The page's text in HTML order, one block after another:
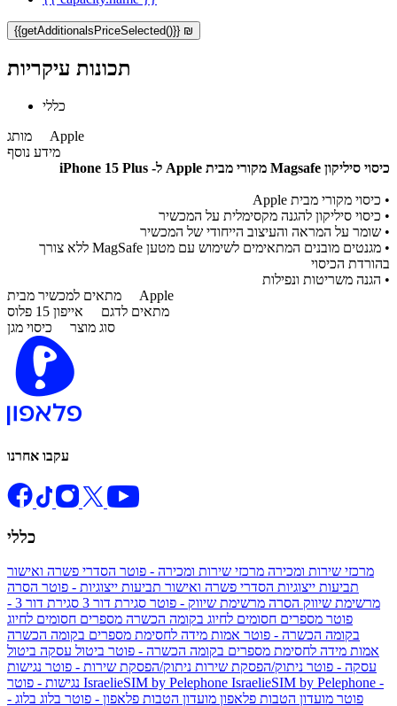
{{getAdditionalsPriceSelected()}} ₪
תכונות עיקריות
כללי
מותג Apple
מידע נוסף
כיסוי סיליקון Magsafe מקורי מבית Apple ל- iPhone 15 Plus
• כיסוי מקורי מבית Apple
• כיסוי סיליקון להגנה מקסימלית על המכשיר
• שומר על המראה והעיצוב הייחודי של המכשיר
• מגנטים מובנים המתאימים לשימוש עם מטען MagSafe ללא צורך
בהורדת הכיסוי
• הגנה משריטות ונפילות
מתאים למכשיר מבית Apple
מתאים לדגם אייפון 15 פלוס
סוג מוצר כיסוי מגן
עקבו אחרנו
כללי
מרכזי שירות ומכירה מרכזי שירות ומכירה - פוטר הסדרי פשרה ואישור
תביעות ייצוגיות הסדרי פשרה ואישור תביעות ייצוגיות - פוטר הסרה
מרשימת שיווק הסרה מרשימת שיווק - פוטר סגירת דור 3
סגירת דור 3 -
פוטר מספרים חסומים לחיוג בקומה הכשרה מספרים חסומים לחיוג
בקומה הכשרה - פוטר אמות מידה לחסימת מספרים בקומה הכשרה
אמות מידה לחסימת מספרים בקומה הכשרה - פוטר ביטול עסקה ביטול
עסקה - פוטר ניתוק/הפסקת שירות ניתוק/הפסקת שירות - פוטר נגישות
IsraelieSIM by Pelephone IsraelieSIM by Pelephone -
פוטר מועדון הטבות פלאפון מועדון הטבות פלאפון - פוטר בלוג בלוג -